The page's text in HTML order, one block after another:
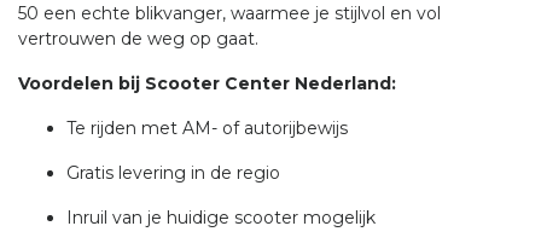
50 een echte blikvanger, waarmee je stijlvol en vol
vertrouwen de weg op gaat.
Voordelen bij Scooter Center Nederland:
Te rijden met AM- of autorijbewijs
Gratis levering in de regio
Inruil van je huidige scooter mogelijk